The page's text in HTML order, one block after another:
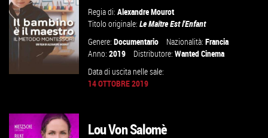
VAI ALLA SCHEDA
GUARDA IL TRAILER
Regia di:Alexandre Mourot
Titolo originale:Le Maître Est l'Enfant
Genere:Documentario Nazionalità:Francia
Anno:2019 Distributore:Wanted Cinema
Data di uscita nelle sale:
14 OTTOBRE 2019
Lou Von Salomè